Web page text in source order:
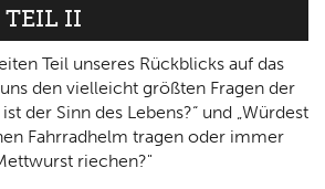
TEIL II
Teil unseres Rückblicks auf das
den vielleicht größten Fragen der
der Sinn des Lebens?“ und „Würdest
Fahrradhelm tragen oder immer
riechen?"